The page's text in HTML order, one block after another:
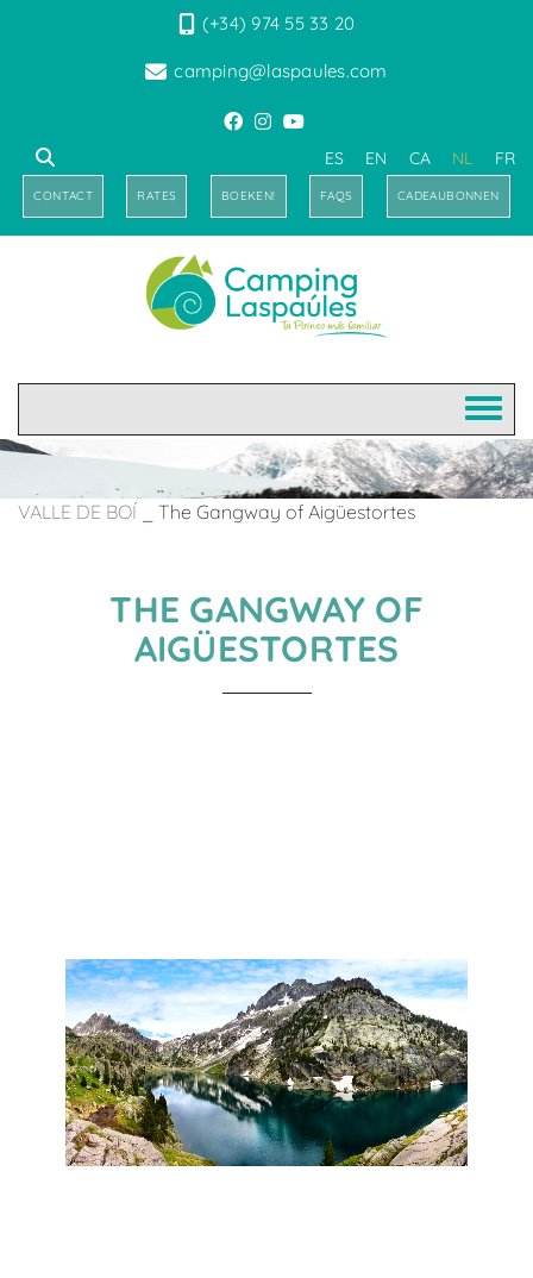
(+34) 974 55 33 20
camping@laspaules.com
ES EN CA NL FR
CONTACT RATES BOEKEN! FAQS CADEAUBONNEN
VALLE DE BOÍ The Gangway of Aigüestortes
THE GANGWAY OF
AIGÜESTORTES